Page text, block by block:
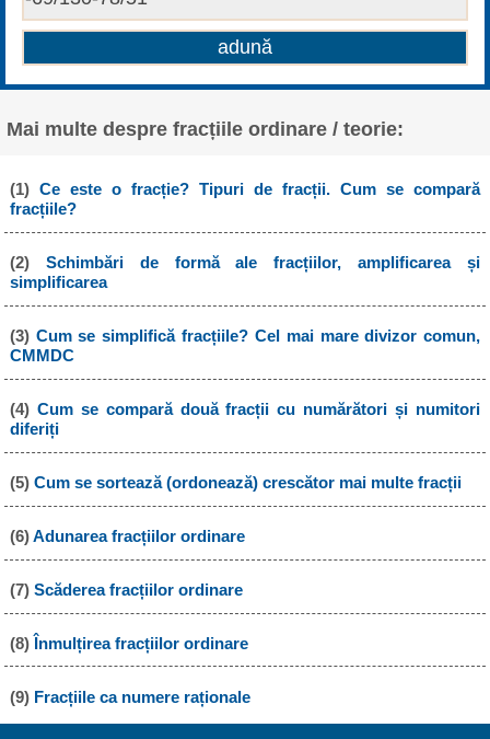
Mai multe despre fracțiile ordinare / teorie:
(1) Ce este o fracție? Tipuri de fracții. Cum se compară
fracțiile?
(2) Schimbări de formă ale fracțiilor, amplificarea și
simplificarea
(3) Cum se simplifică fracțiile? Cel mai mare divizor comun,
CMMDC
(4) Cum se compară două fracții cu numărători și numitori
diferiți
(5) Cum se sortează (ordonează) crescător mai multe fracții
(6)Adunarea fracțiilor ordinare
(7) Scăderea fracțiilor ordinare
(8) Înmulțirea fracțiilor ordinare
(9) Fracțiile ca numere raționale